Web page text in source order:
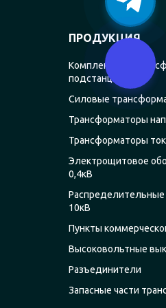
ПРОДУКЦИЯ
Комплектные
подстанции
Силовые
Трансформаторы
Трансформаторы
Электрощитовое
0,4кВ
Распределительные
10кВ
Пункты
Высоковольтные
Разъединители
Запасные части